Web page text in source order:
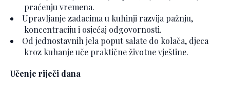
praćenju vremena.
Upravljanje zadacima u kuhinji razvija pažnju,
koncentraciju i osjećaj odgovornosti.
Od jednostavnih jela poput salate do kolača, djeca
kroz kuhanje uče praktične životne vještine.
Učenje riječi dana